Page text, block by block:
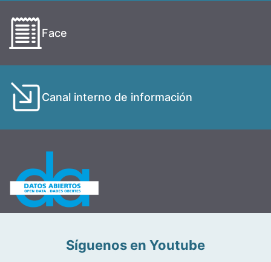
Face
Canal interno de información
Síguenos en Youtube